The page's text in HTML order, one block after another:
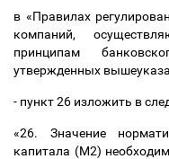
в «Правилах
компаний,
принципам
утвержденных
- пункт 26 изложить в
«26. Значение
капитала (М2)